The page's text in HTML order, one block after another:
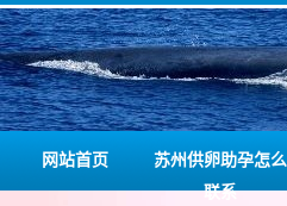
网站首页
苏州供卵助孕怎么
联系